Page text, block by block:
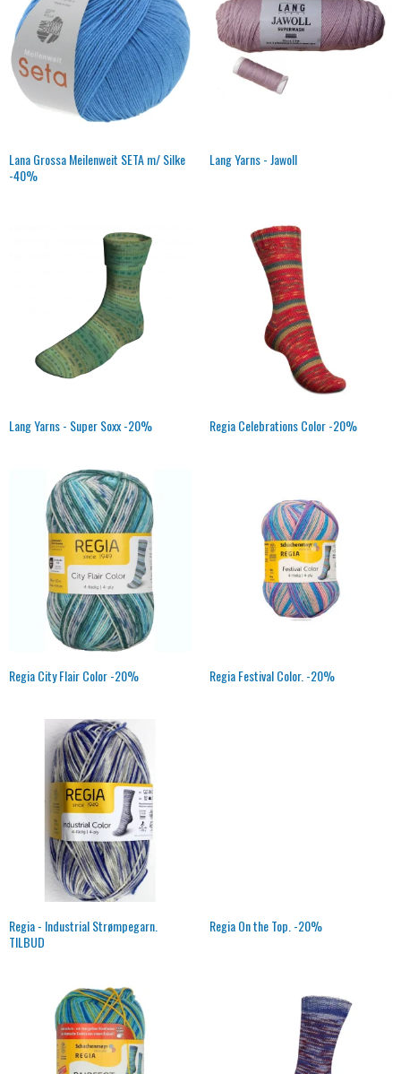
Lana Grossa Meilenweit SETA m/ Silke
-40%
Lang Yarns - Jawoll
Lang Yarns - Super Soxx -20% Regia Celebrations Color -20%
Regia City Flair Color -20% Regia Festival Color. -20%
Regia - Industrial Strømpegarn.
TILBUD
Regia On the Top. -20%